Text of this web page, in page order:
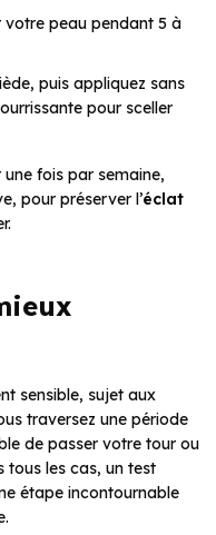
votre peau pendant 5 à
puis appliquez sans
pour sceller
fois par semaine,
pour préserver l’éclat
sensible, sujet aux
traversez une période
de passer votre tour ou
tous les cas, un test
étape incontournable